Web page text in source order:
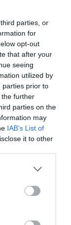
parties, or
for
opt-out
that after your
seeing
utilized by
parties prior to
further
parties on the
may
IAB’s List of
it to other
more Google
may click to
party tags to
below Google